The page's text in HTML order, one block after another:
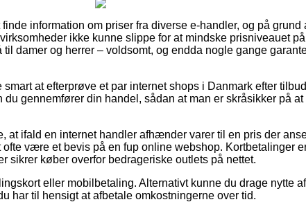
information om priser fra diverse e-handler, og på grund
ikke kunne slippe for at mindske prisniveauet
damer og herrer – voldsomt, og endda nogle gange
at efterprøve et par internet shops i Danmark efter
gennemfører din handel, sådan at man er skråsikker på at
at ifald en internet handler afhænder varer til en pris der
være et bevis på en fup online webshop. Kortbetalinger
sikrer køber overfor bedrageriske outlets på nettet.
eller mobilbetaling. Alternativt kunne du drage nytte
har til hensigt at afbetale omkostningerne over tid.